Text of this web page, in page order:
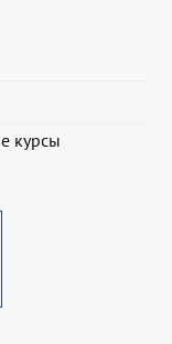
курсы